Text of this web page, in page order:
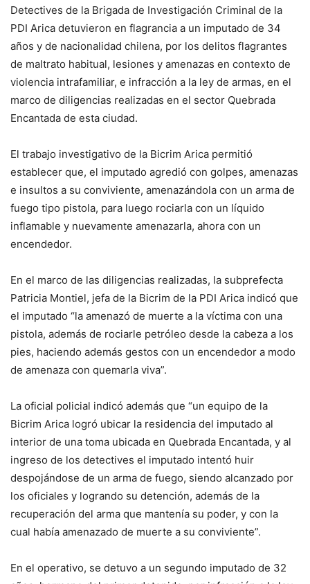
Detectives de la Brigada de Investigación Criminal de la
PDI Arica detuvieron en flagrancia a un imputado de 34
años y de nacionalidad chilena, por los delitos flagrantes
de maltrato habitual, lesiones y amenazas en contexto de
violencia intrafamiliar, e infracción a la ley de armas, en el
marco de diligencias realizadas en el sector Quebrada
Encantada de esta ciudad.
El trabajo investigativo de la Bicrim Arica permitió
establecer que, el imputado agredió con golpes, amenazas
e insultos a su conviviente, amenazándola con un arma de
fuego tipo pistola, para luego rociarla con un líquido
inflamable y nuevamente amenazarla, ahora con un
encendedor.
En el marco de las diligencias realizadas, la subprefecta
Patricia Montiel, jefa de la Bicrim de la PDI Arica indicó que
el imputado “la amenazó de muerte a la víctima con una
pistola, además de rociarle petróleo desde la cabeza a los
pies, haciendo además gestos con un encendedor a modo
de amenaza con quemarla viva”.
La oficial policial indicó además que “un equipo de la
Bicrim Arica logró ubicar la residencia del imputado al
interior de una toma ubicada en Quebrada Encantada, y al
ingreso de los detectives el imputado intentó huir
despojándose de un arma de fuego, siendo alcanzado por
los oficiales y logrando su detención, además de la
recuperación del arma que mantenía su poder, y con la
cual había amenazado de muerte a su conviviente”.
En el operativo, se detuvo a un segundo imputado de 32